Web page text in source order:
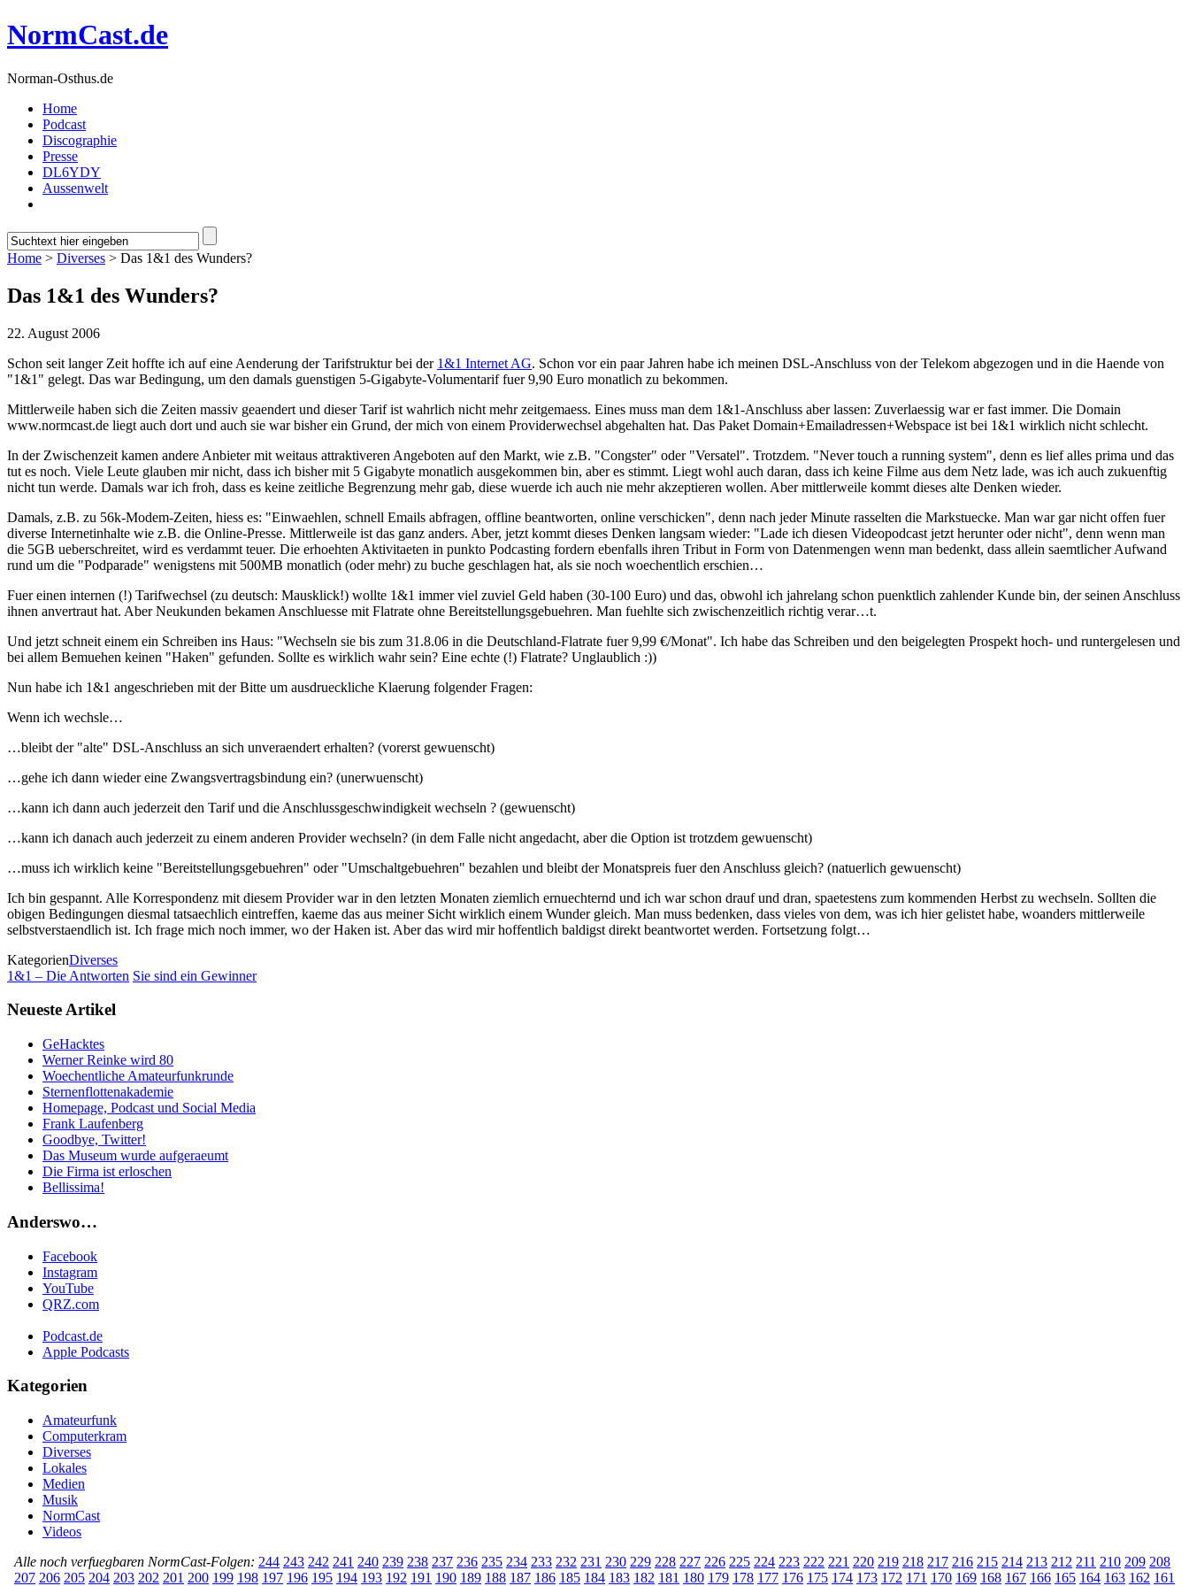
NormCast.de
Norman-Osthus.de
Home
Podcast
Discographie
Presse
DL6YDY
Aussenwelt
Home > Diverses > Das 1&1 des Wunders?
Das 1&1 des Wunders?
22. August 2006
Schon seit langer Zeit hoffte ich auf eine Aenderung der Tarifstruktur bei der 1&1 Internet AG. Schon vor ein paar Jahren habe ich meinen DSL-Anschluss von der Telekom abgezogen und in die Haende von
"1&1" gelegt. Das war Bedingung, um den damals guenstigen 5-Gigabyte-Volumentarif fuer 9,90 Euro monatlich zu bekommen.
Mittlerweile haben sich die Zeiten massiv geaendert und dieser Tarif ist wahrlich nicht mehr zeitgemaess. Eines muss man dem 1&1-Anschluss aber lassen: Zuverlaessig war er fast immer. Die Domain
www.normcast.de liegt auch dort und auch sie war bisher ein Grund, der mich von einem Providerwechsel abgehalten hat. Das Paket Domain+Emailadressen+Webspace ist bei 1&1 wirklich nicht schlecht.
In der Zwischenzeit kamen andere Anbieter mit weitaus attraktiveren Angeboten auf den Markt, wie z.B. "Congster" oder "Versatel". Trotzdem. "Never touch a running system", denn es lief alles prima und das
tut es noch. Viele Leute glauben mir nicht, dass ich bisher mit 5 Gigabyte monatlich ausgekommen bin, aber es stimmt. Liegt wohl auch daran, dass ich keine Filme aus dem Netz lade, was ich auch zukuenftig
nicht tun werde. Damals war ich froh, dass es keine zeitliche Begrenzung mehr gab, diese wuerde ich auch nie mehr akzeptieren wollen. Aber mittlerweile kommt dieses alte Denken wieder.
Damals, z.B. zu 56k-Modem-Zeiten, hiess es: "Einwaehlen, schnell Emails abfragen, offline beantworten, online verschicken", denn nach jeder Minute rasselten die Markstuecke. Man war gar nicht offen fuer
diverse Internetinhalte wie z.B. die Online-Presse. Mittlerweile ist das ganz anders. Aber, jetzt kommt dieses Denken langsam wieder: "Lade ich diesen Videopodcast jetzt herunter oder nicht", denn wenn man
die 5GB ueberschreitet, wird es verdammt teuer. Die erhoehten Aktivitaeten in punkto Podcasting fordern ebenfalls ihren Tribut in Form von Datenmengen wenn man bedenkt, dass allein saemtlicher Aufwand
rund um die "Podparade" wenigstens mit 500MB monatlich (oder mehr) zu buche geschlagen hat, als sie noch woechentlich erschien…
Fuer einen internen (!) Tarifwechsel (zu deutsch: Mausklick!) wollte 1&1 immer viel zuviel Geld haben (30-100 Euro) und das, obwohl ich jahrelang schon puenktlich zahlender Kunde bin, der seinen Anschluss
ihnen anvertraut hat. Aber Neukunden bekamen Anschluesse mit Flatrate ohne Bereitstellungsgebuehren. Man fuehlte sich zwischenzeitlich richtig verar…t.
Und jetzt schneit einem ein Schreiben ins Haus: "Wechseln sie bis zum 31.8.06 in die Deutschland-Flatrate fuer 9,99 €/Monat". Ich habe das Schreiben und den beigelegten Prospekt hoch- und runtergelesen und
bei allem Bemuehen keinen "Haken" gefunden. Sollte es wirklich wahr sein? Eine echte (!) Flatrate? Unglaublich :))
Nun habe ich 1&1 angeschrieben mit der Bitte um ausdrueckliche Klaerung folgender Fragen:
Wenn ich wechsle…
…bleibt der "alte" DSL-Anschluss an sich unveraendert erhalten? (vorerst gewuenscht)
…gehe ich dann wieder eine Zwangsvertragsbindung ein? (unerwuenscht)
…kann ich dann auch jederzeit den Tarif und die Anschlussgeschwindigkeit wechseln ? (gewuenscht)
…kann ich danach auch jederzeit zu einem anderen Provider wechseln? (in dem Falle nicht angedacht, aber die Option ist trotzdem gewuenscht)
…muss ich wirklich keine "Bereitstellungsgebuehren" oder "Umschaltgebuehren" bezahlen und bleibt der Monatspreis fuer den Anschluss gleich? (natuerlich gewuenscht)
Ich bin gespannt. Alle Korrespondenz mit diesem Provider war in den letzten Monaten ziemlich ernuechternd und ich war schon drauf und dran, spaetestens zum kommenden Herbst zu wechseln. Sollten die
obigen Bedingungen diesmal tatsaechlich eintreffen, kaeme das aus meiner Sicht wirklich einem Wunder gleich. Man muss bedenken, dass vieles von dem, was ich hier gelistet habe, woanders mittlerweile
selbstverstaendlich ist. Ich frage mich noch immer, wo der Haken ist. Aber das wird mir hoffentlich baldigst direkt beantwortet werden. Fortsetzung folgt…
KategorienDiverses
1&1 – Die Antworten Sie sind ein Gewinner
Neueste Artikel
GeHacktes
Werner Reinke wird 80
Woechentliche Amateurfunkrunde
Sternenflottenakademie
Homepage, Podcast und Social Media
Frank Laufenberg
Goodbye, Twitter!
Das Museum wurde aufgeraeumt
Die Firma ist erloschen
Bellissima!
Anderswo…
Facebook
Instagram
YouTube
QRZ.com
Podcast.de
Apple Podcasts
Kategorien
Amateurfunk
Computerkram
Diverses
Lokales
Medien
Musik
NormCast
Videos
Alle noch verfuegbaren NormCast-Folgen: 244 243 242 241 240 239 238 237 236 235 234 233 232 231 230 229 228 227 226 225 224 223 222 221 220 219 218 217 216 215 214 213 212 211 210 209 208
207 206 205 204 203 202 201 200 199 198 197 196 195 194 193 192 191 190 189 188 187 186 185 184 183 182 181 180 179 178 177 176 175 174 173 172 171 170 169 168 167 166 165 164 163 162 161